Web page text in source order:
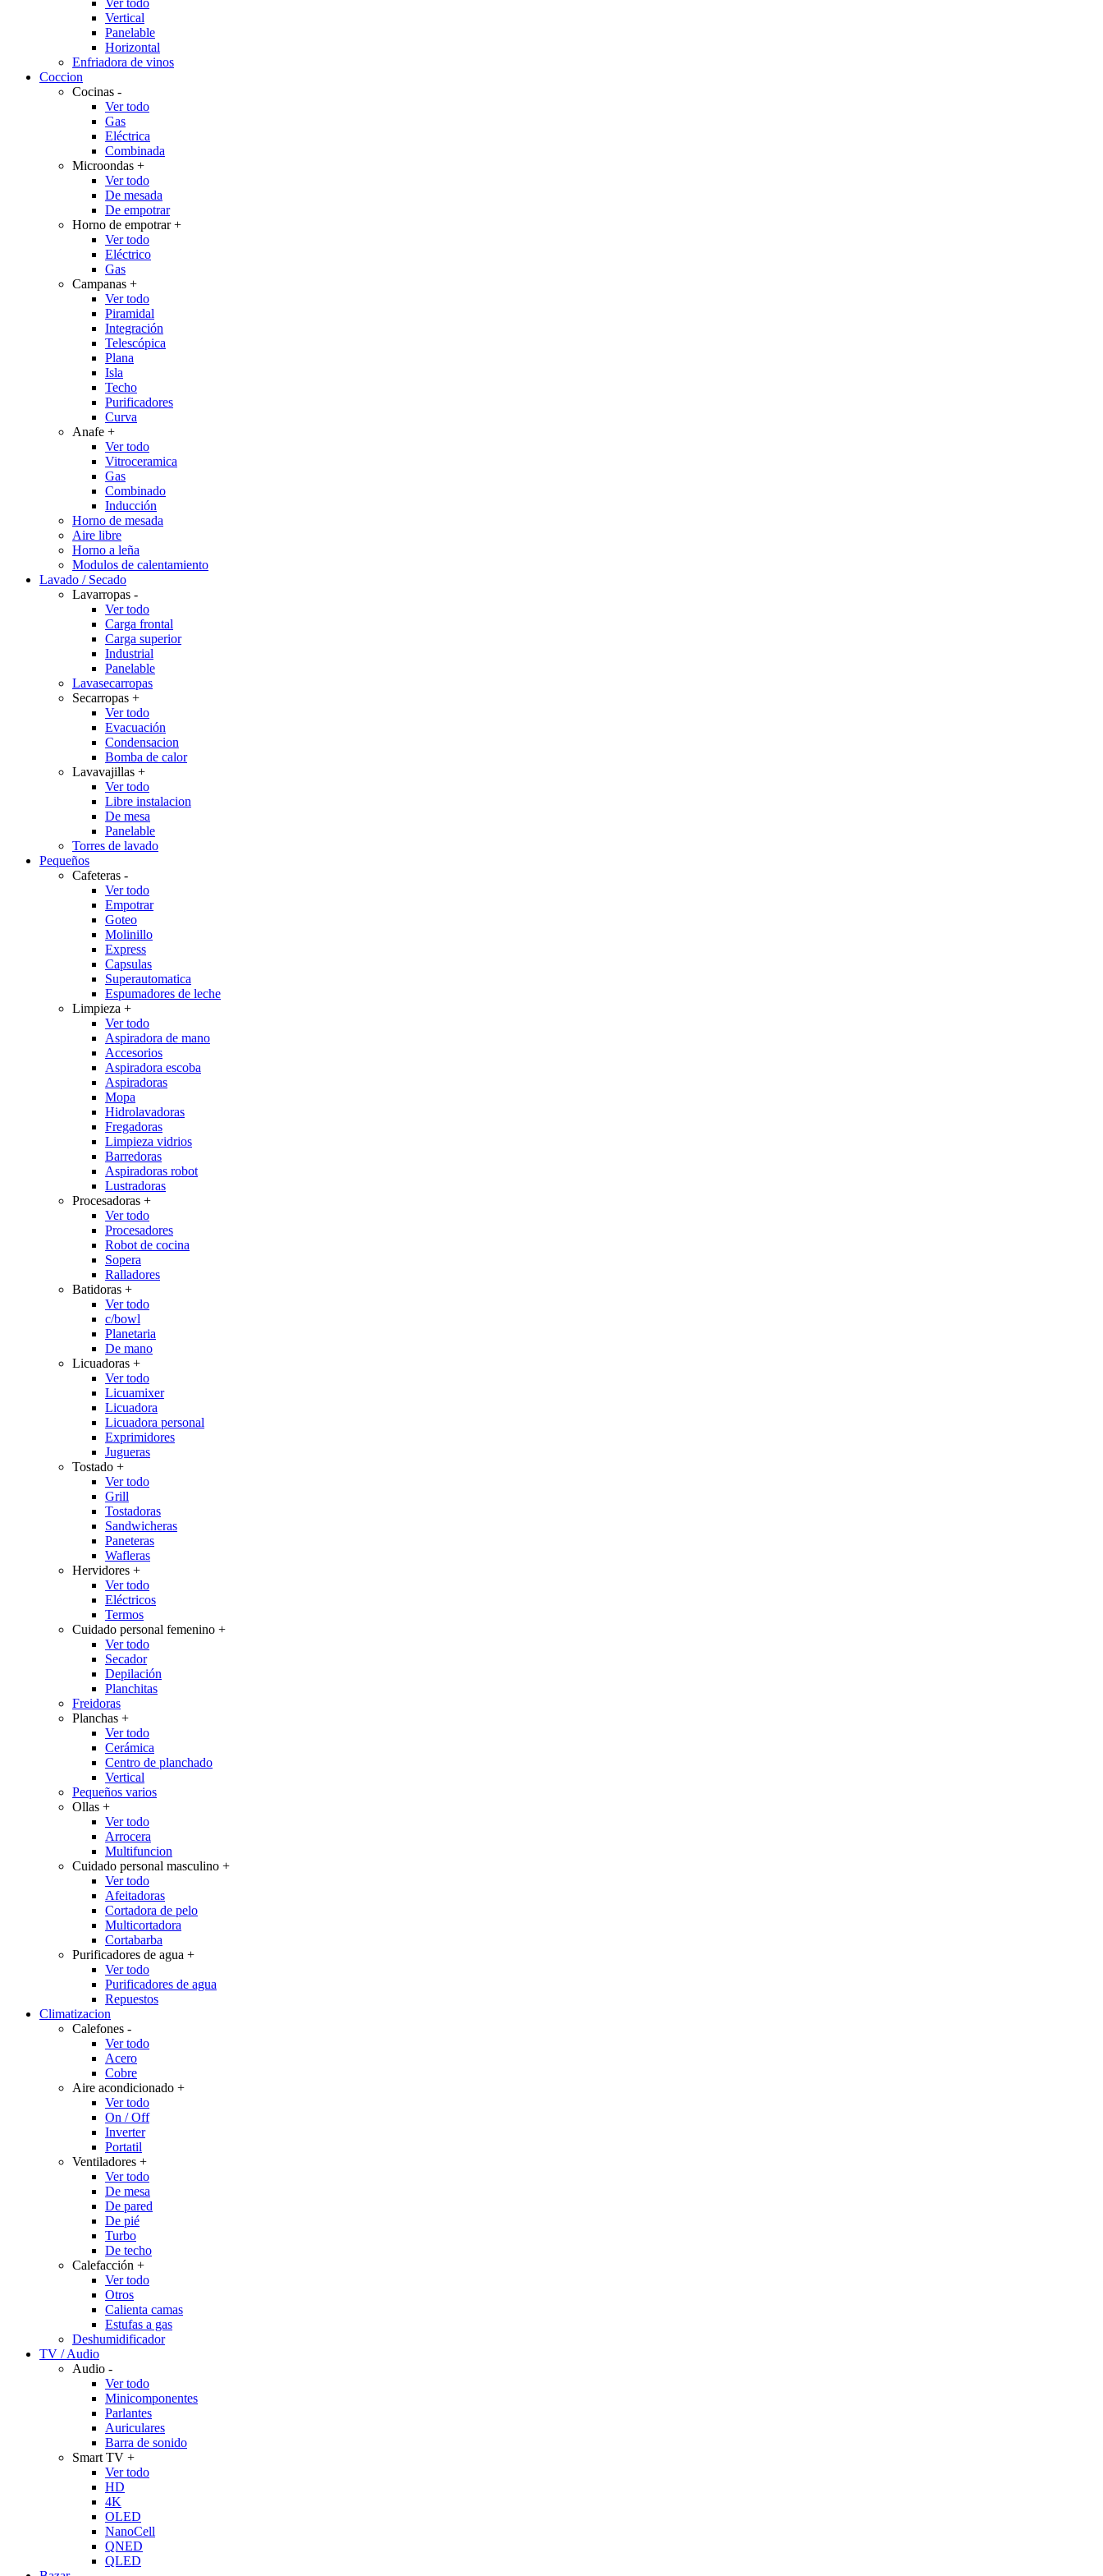
Ver todo
Vertical
Panelable
Horizontal
Enfriadora de vinos
Coccion
Cocinas -
Ver todo
Gas
Eléctrica
Combinada
Microondas +
Ver todo
De mesada
De empotrar
Horno de empotrar+
Ver todo
Eléctrico
Gas
Campanas +
Ver todo
Piramidal
Integración
Telescópica
Plana
Isla
Techo
Purificadores
Curva
Anafe +
Ver todo
Vitroceramica
Gas
Combinado
Inducción
Horno de mesada
Aire libre
Horno a leña
Modulos de calentamiento
Lavado / Secado
Lavarropas -
Ver todo
Carga frontal
Carga superior
Industrial
Panelable
Lavasecarropas
Secarropas +
Ver todo
Evacuación
Condensacion
Bomba de calor
Lavavajillas +
Ver todo
Libre instalacion
De mesa
Panelable
Torres de lavado
Pequeños
Cafeteras -
Ver todo
Empotrar
Goteo
Molinillo
Express
Capsulas
Superautomatica
Espumadores de leche
Limpieza +
Ver todo
Aspiradora de mano
Accesorios
Aspiradora escoba
Aspiradoras
Mopa
Hidrolavadoras
Fregadoras
Limpieza vidrios
Barredoras
Aspiradoras robot
Lustradoras
Procesadoras +
Ver todo
Procesadores
Robot de cocina
Sopera
Ralladores
Batidoras +
Ver todo
c/bowl
Planetaria
De mano
Licuadoras +
Ver todo
Licuamixer
Licuadora
Licuadora personal
Exprimidores
Jugueras
Tostado +
Ver todo
Grill
Tostadoras
Sandwicheras
Paneteras
Wafleras
Hervidores +
Ver todo
Eléctricos
Termos
Cuidado personal femenino +
Ver todo
Secador
Depilación
Planchitas
Freidoras
Planchas +
Ver todo
Cerámica
Centro de planchado
Vertical
Pequeños varios
Ollas +
Ver todo
Arrocera
Multifuncion
Cuidado personal masculino +
Ver todo
Afeitadoras
Cortadora de pelo
Multicortadora
Cortabarba
Purificadores de agua +
Ver todo
Purificadores de agua
Repuestos
Climatizacion
Calefones -
Ver todo
Acero
Cobre
Aire acondicionado +
Ver todo
On / Off
Inverter
Portatil
Ventiladores +
Ver todo
De mesa
De pared
De pié
Turbo
De techo
Calefacción +
Ver todo
Otros
Calienta camas
Estufas a gas
Deshumidificador
TV / Audio
Audio -
Ver todo
Minicomponentes
Parlantes
Auriculares
Barra de sonido
Smart TV +
Ver todo
HD
4K
OLED
NanoCell
QNED
QLED